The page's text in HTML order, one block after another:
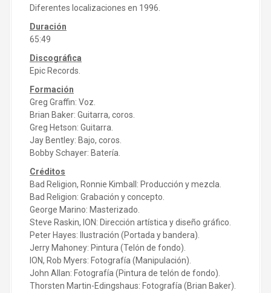
Diferentes localizaciones en 1996.
Duración
65:49
Discográfica
Epic Records.
Formación
Greg Graffin: Voz.
Brian Baker: Guitarra, coros.
Greg Hetson: Guitarra.
Jay Bentley: Bajo, coros.
Bobby Schayer: Batería.
Créditos
Bad Religion, Ronnie Kimball: Producción y mezcla.
Bad Religion: Grabación y concepto.
George Marino: Masterizado.
Steve Raskin, ION: Dirección artística y diseño gráfico.
Peter Hayes: Ilustración (Portada y bandera).
Jerry Mahoney: Pintura (Telón de fondo).
ION, Rob Myers: Fotografía (Manipulación).
John Allan: Fotografía (Pintura de telón de fondo).
Thorsten Martin-Edingshaus: Fotografía (Brian Baker).